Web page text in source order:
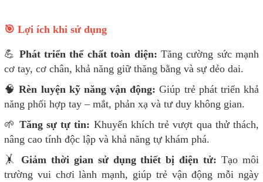
🎯 Lợi ích khi sử dụng
💪 Phát triển thể chất toàn diện: Tăng cường sức mạnh
cơ tay, cơ chân, khả năng giữ thăng bằng và sự dẻo dai.
🧠Rèn luyện kỹ năng vận động: Giúp trẻ phát triển khả
năng phối hợp tay – mắt, phản xạ và tư duy không gian.
🌱 Tăng sự tự tin: Khuyến khích trẻ vượt qua thử thách,
nâng cao tính độc lập và khả năng tự khám phá.
🤸 Giảm thời gian sử dụng thiết bị điện tử: Tạo môi
trường vui chơi lành mạnh, giúp trẻ vận động mỗi ngày